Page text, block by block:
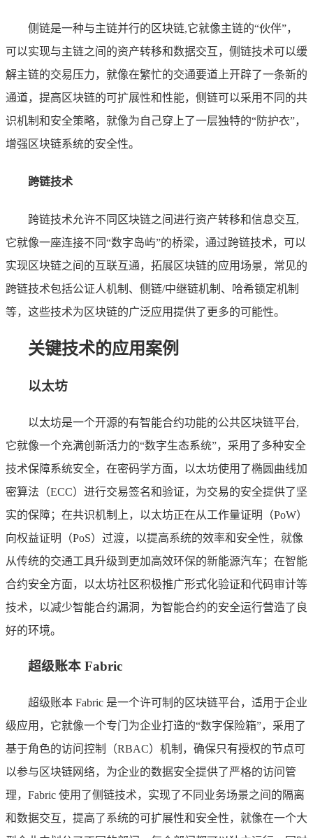
侧链是一种与主链并行的区块链,它就像主链的“伙伴”，
可以实现与主链之间的资产转移和数据交互，侧链技术可以缓
解主链的交易压力，就像在繁忙的交通要道上开辟了一条新的
通道，提高区块链的可扩展性和性能，侧链可以采用不同的共
识机制和安全策略，就像为自己穿上了一层独特的“防护衣”，
增强区块链系统的安全性。
跨链技术
跨链技术允许不同区块链之间进行资产转移和信息交互,
它就像一座连接不同“数字岛屿”的桥梁，通过跨链技术，可以
实现区块链之间的互联互通，拓展区块链的应用场景，常见的
跨链技术包括公证人机制、侧链/中继链机制、哈希锁定机制
等，这些技术为区块链的广泛应用提供了更多的可能性。
关键技术的应用案例
以太坊
以太坊是一个开源的有智能合约功能的公共区块链平台,
它就像一个充满创新活力的“数字生态系统”，采用了多种安全
技术保障系统安全，在密码学方面，以太坊使用了椭圆曲线加
密算法（ECC）进行交易签名和验证，为交易的安全提供了坚
实的保障；在共识机制上，以太坊正在从工作量证明（PoW）
向权益证明（PoS）过渡，以提高系统的效率和安全性，就像
从传统的交通工具升级到更加高效环保的新能源汽车；在智能
合约安全方面，以太坊社区积极推广形式化验证和代码审计等
技术，以减少智能合约漏洞，为智能合约的安全运行营造了良
好的环境。
超级账本 Fabric
超级账本 Fabric 是一个许可制的区块链平台，适用于企业
级应用，它就像一个专门为企业打造的“数字保险箱”，采用了
基于角色的访问控制（RBAC）机制，确保只有授权的节点可
以参与区块链网络，为企业的数据安全提供了严格的访问管
理，Fabric 使用了侧链技术，实现了不同业务场景之间的隔离
和数据交互，提高了系统的可扩展性和安全性，就像在一个大